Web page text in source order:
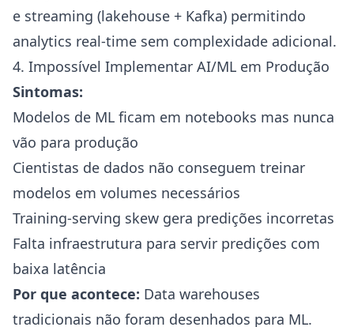
e streaming (lakehouse + Kafka) permitindo
analytics real-time sem complexidade adicional.
4. Impossível Implementar AI/ML em Produção
Sintomas:
Modelos de ML ficam em notebooks mas nunca
vão para produção
Cientistas de dados não conseguem treinar
modelos em volumes necessários
Training-serving skew gera predições incorretas
Falta infraestrutura para servir predições com
baixa latência
Por que acontece: Data warehouses
tradicionais não foram desenhados para ML.